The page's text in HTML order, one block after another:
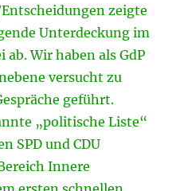
zeigte
Unterdeckung im
ab. Wir haben als GdP
versucht zu
geführt.
„politische Liste“
SPD und CDU
Innere